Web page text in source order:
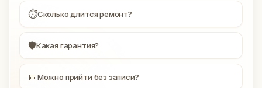
⏱Сколько длится ремонт?
🛡Какая гарантия?
📅Можно прийти без записи?